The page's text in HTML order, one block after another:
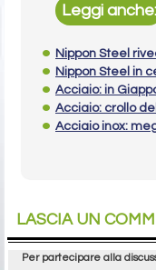
Leggi anche:
Nippon Steel
Nippon Steel in
Acciaio: in
Acciaio: crollo
Acciaio inox:
LASCIA UN
Per partecipare alla